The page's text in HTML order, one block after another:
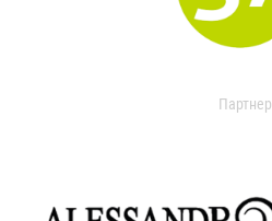
Партнер